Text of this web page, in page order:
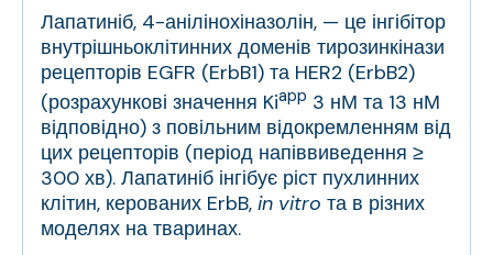
Лапатиніб, 4-анілінохіназолін, — це інгібітор
внутрішньоклітинних доменів тирозинкінази
рецепторів EGFR (ErbB1) та HER2 (ErbB2)
(розрахункові значення Kiapp 3 нМ та 13 нМ
відповідно) з повільним відокремленням від
цих рецепторів (період напіввиведення ≥
300 хв). Лапатиніб інгібує ріст пухлинних
клітин, керованих ErbB, in vitro та в різних
моделях на тваринах.